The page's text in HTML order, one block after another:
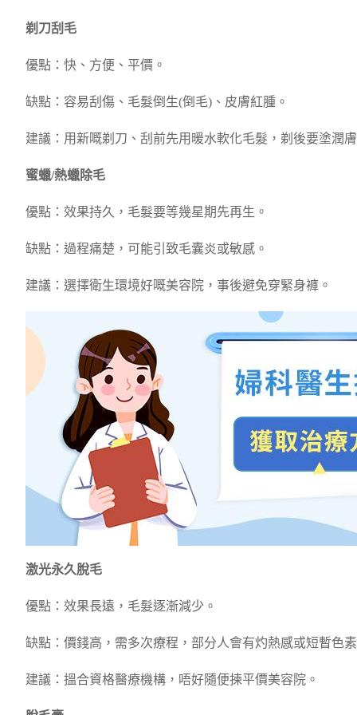
剃刀刮毛
優點：快、方便、平價。
缺點：容易刮傷、毛髮倒生(倒毛)、皮膚紅腫。
建議：用新嘅剃刀、刮前先用暖水軟化毛髮，剃後要塗潤
蜜蠟/熱蠟除毛
優點：效果持久，毛髮要等幾星期先再生。
缺點：過程痛楚，可能引致毛囊炎或敏感。
建議：選擇衛生環境好嘅美容院，事後避免穿緊身褲。
激光永久脫毛
優點：效果長遠，毛髮逐漸減少。
缺點：價錢高，需多次療程，部分人會有灼熱感或短暫色
建議：搵合資格醫療機構，唔好隨便揀平價美容院。